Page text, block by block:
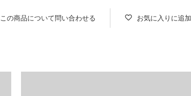
この商品について問い合わせる お気に入りに追加